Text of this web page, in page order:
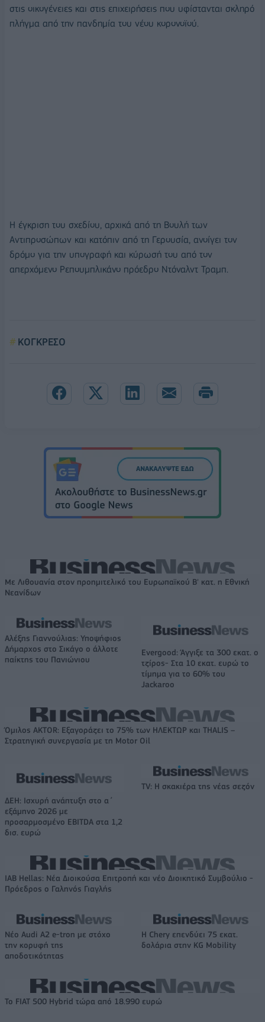
στις οικογένειες και στις επιχειρήσεις που υφίστανται σκληρό
πλήγμα από την πανδημία του νέου κορονοϊού.
Η έγκριση του σχεδίου, αρχικά από τη Βουλή των
Αντιπροσώπων και κατόπιν από τη Γερουσία, ανοίγει τον
δρόμο για την υπογραφή και κύρωσή του από τον
απερχόμενο Ρεπουμπλικάνο πρόεδρο Ντόναλντ Τραμπ.
ΚΟΓΚΡΕΣΟ
Με Λιθουανία στον προημιτελικό του Ευρωπαϊκού Β' κατ. η Εθνική
Νεανίδων
Αλέξης Γιαννούλιας: Υποψήφιος
Δήμαρχος στο Σικάγο ο άλλοτε
παίκτης του Πανιώνιου
Evergood: Άγγιξε τα 300 εκατ. ο
τζίρος- Στα 10 εκατ. ευρώ το
τίμημα για το 60% του
Jackaroo
Όμιλος AKTOR: Εξαγοράζει το 75% των ΗΛΕΚΤΩΡ και THALIS –
Στρατηγική συνεργασία με τη Motor Oil
ΔΕΗ: Ισχυρή ανάπτυξη στο α΄
εξάμηνο 2026 με
προσαρμοσμένο EBITDA στα 1,2
δισ. ευρώ
TV: Η σκακιέρα της νέας σεζόν
IAB Hellas: Νέα Διοικούσα Επιτροπή και νέο Διοικητικό Συμβούλιο -
Πρόεδρος ο Γαληνός Γιαγλής
Νέο Audi A2 e-tron με στόχο
την κορυφή της
αποδοτικότητας
Η Chery επενδύει 75 εκατ.
δολάρια στην KG Mobility
Το FIAT 500 Hybrid τώρα από 18.990 ευρώ